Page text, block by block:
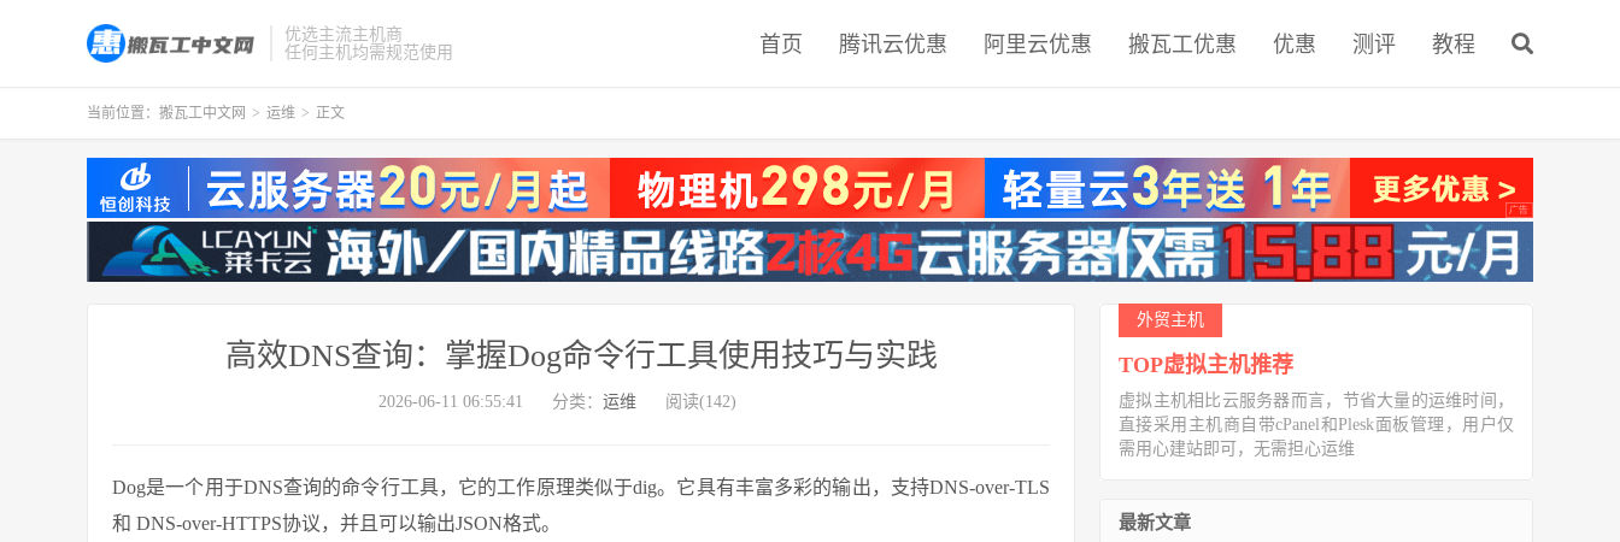
优选主流主机商
任何主机均需规范使用
首页 腾讯云优惠 阿里云优惠 搬瓦工优惠 优惠 测评 教程
当前位置： 搬瓦工中文网 > 运维 > 正文
高效DNS查询：掌握Dog命令行工具使用技巧与实践
2026-06-11 06:55:41 分类： 运维 阅读(142)
Dog是一个用于DNS查询的命令行工具，它的工作原理类似于dig。它具有丰富多彩的输出，支持DNS-over-TLS
和 DNS-over-HTTPS协议，并且可以输出JSON格式。
外贸主机
TOP虚拟主机推荐
虚拟主机相比云服务器而言，节省大量的运维时间，
直接采用主机商自带cPanel和Plesk面板管理，用户仅
需用心建站即可，无需担心运维
最新文章